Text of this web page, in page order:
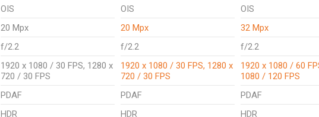
OIS OIS
OIS
20 Mpx 20 Mpx
32 Mpx
f/2.2 f/2.2 f/2.2
1920 x 1080 / 30 FPS, 1280 x
720 / 30 FPS
1920 x 1080 / 30 FPS, 1280 x
720 / 30 FPS
1920 x 1080 / 60
1080 / 120 FPS
PDAF PDAF
PDAF
HDR HDR HDR